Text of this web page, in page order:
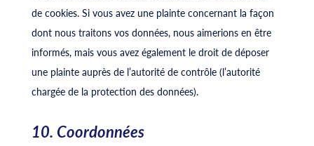
de cookies. Si vous avez une plainte concernant la façon
dont nous traitons vos données, nous aimerions en être
informés, mais vous avez également le droit de déposer
une plainte auprès de l’autorité de contrôle (l’autorité
chargée de la protection des données).
10. Coordonnées